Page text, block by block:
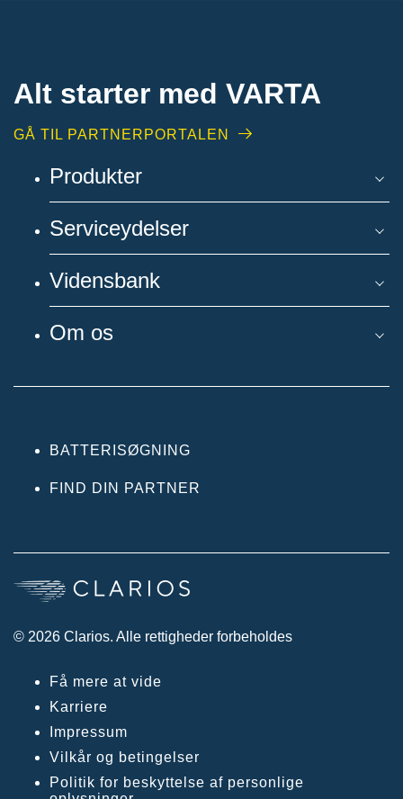
Alt starter med VARTA​
GÅ TIL PARTNERPORTALEN
Produkter
Serviceydelser
Vidensbank
Om os
BATTERISØGNING
FIND DIN PARTNER
© 2026 Clarios. Alle rettigheder forbeholdes
Få mere at vide
Karriere
Impressum
Vilkår og betingelser
Politik for beskyttelse af personlige